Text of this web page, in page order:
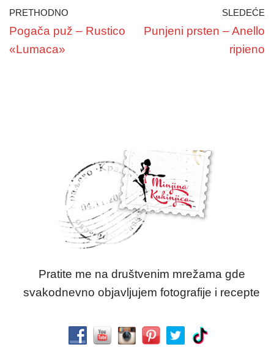
PRETHODNO
Pogača puž – Rustico
«Lumaca»
SLEDEĆE
Punjeni prsten – Anello
ripieno
Pratite me na društvenim mrežama gde
svakodnevno objavljujem fotografije i recepte